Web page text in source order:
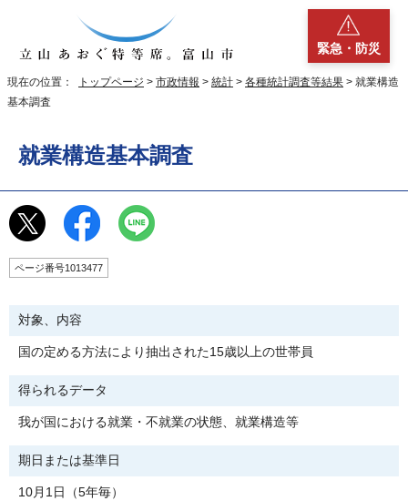
緊急・防災
現在の位置： トップページ > 市政情報 > 統計 > 各種統計調査等結果 > 就業構造
基本調査
就業構造基本調査
ページ番号1013477
対象、内容
国の定める方法により抽出された15歳以上の世帯員
得られるデータ
我が国における就業・不就業の状態、就業構造等
期日または基準日
10月1日（5年毎）